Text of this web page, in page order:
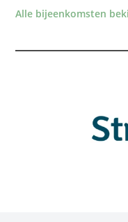
Alle bijeenkomsten